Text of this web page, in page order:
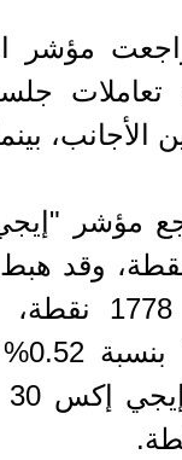
تعاملات
الأجانب،